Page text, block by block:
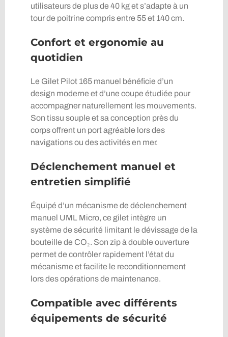
utilisateurs de plus de 40 kg et s’adapte à un
tour de poitrine compris entre 55 et 140 cm.
Confort et ergonomie au
quotidien
Le Gilet Pilot 165 manuel bénéficie d’un
design moderne et d’une coupe étudiée pour
accompagner naturellement les mouvements.
Son tissu souple et sa conception près du
corps offrent un port agréable lors des
navigations ou des activités en mer.
Déclenchement manuel et
entretien simplifié
Équipé d’un mécanisme de déclenchement
manuel UML Micro, ce gilet intègre un
système de sécurité limitant le dévissage de la
bouteille de CO₂. Son zip à double ouverture
permet de contrôler rapidement l’état du
mécanisme et facilite le reconditionnement
lors des opérations de maintenance.
Compatible avec différents
équipements de sécurité